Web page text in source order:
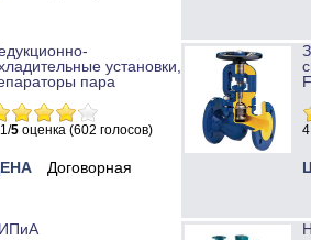
установки,
пара
5 оценка (602 голосов)
Договорная